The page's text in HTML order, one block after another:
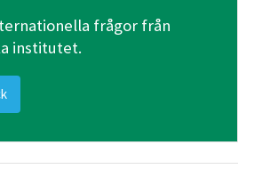
frågor från
institutet.